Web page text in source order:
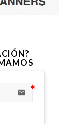
email